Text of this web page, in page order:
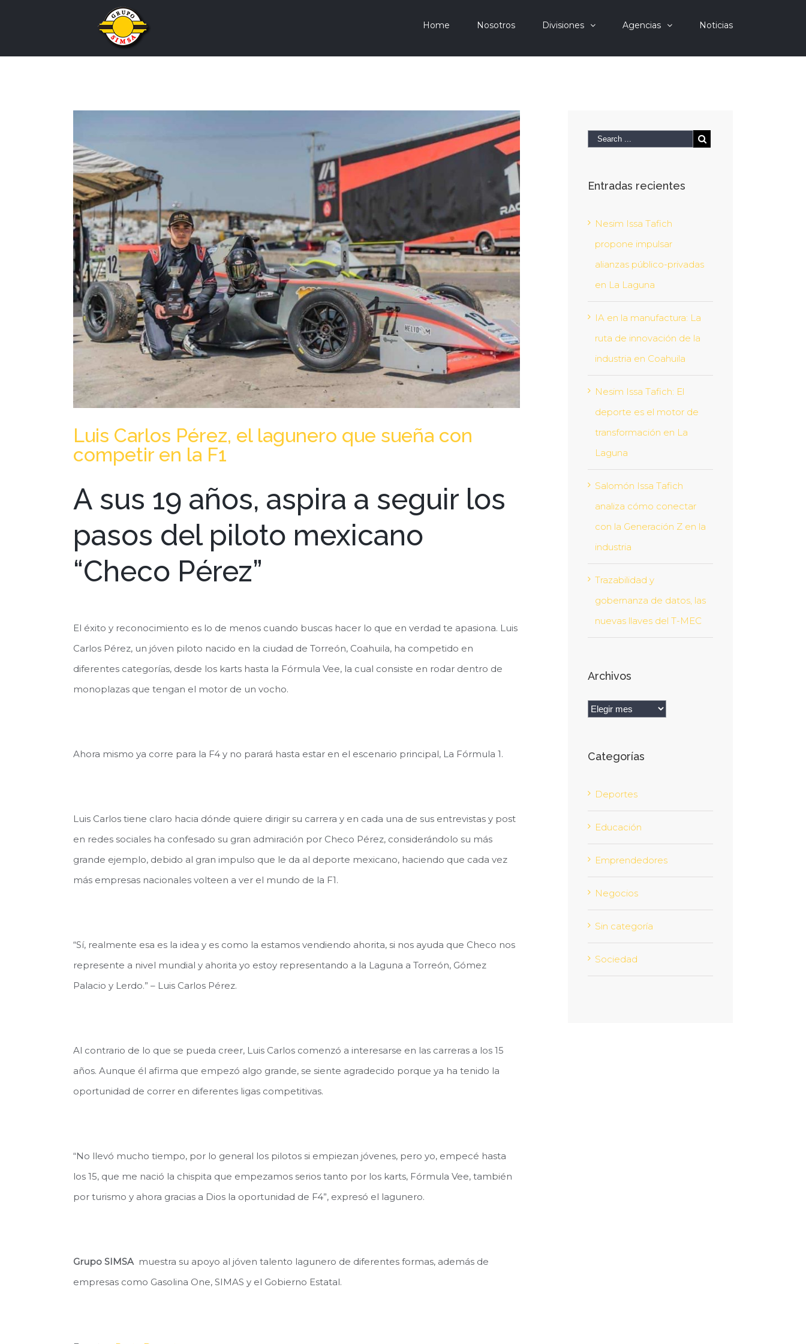
Home Nosotros Divisiones Agencias Noticias
Larger
Image
Luis Carlos Pérez, el lagunero que sueña con
competir en la F1
A sus 19 años, aspira a seguir los
pasos del piloto mexicano
“Checo Pérez”
El éxito y reconocimiento es lo de menos cuando buscas hacer lo que en verdad te apasiona. Luis
Carlos Pérez, un jóven piloto nacido en la ciudad de Torreón, Coahuila, ha competido en
diferentes categorías, desde los karts hasta la Fórmula Vee, la cual consiste en rodar dentro de
monoplazas que tengan el motor de un vocho.
Ahora mismo ya corre para la F4 y no parará hasta estar en el escenario principal, La Fórmula 1.
Luis Carlos tiene claro hacia dónde quiere dirigir su carrera y en cada una de sus entrevistas y post
en redes sociales ha confesado su gran admiración por Checo Pérez, considerándolo su más
grande ejemplo, debido al gran impulso que le da al deporte mexicano, haciendo que cada vez
más empresas nacionales volteen a ver el mundo de la F1.
“Sí, realmente esa es la idea y es como la estamos vendiendo ahorita, si nos ayuda que Checo nos
represente a nivel mundial y ahorita yo estoy representando a la Laguna a Torreón, Gómez
Palacio y Lerdo.” – Luis Carlos Pérez.
Al contrario de lo que se pueda creer, Luis Carlos comenzó a interesarse en las carreras a los 15
años. Aunque él afirma que empezó algo grande, se siente agradecido porque ya ha tenido la
oportunidad de correr en diferentes ligas competitivas.
“No llevó mucho tiempo, por lo general los pilotos si empiezan jóvenes, pero yo, empecé hasta
los 15, que me nació la chispita que empezamos serios tanto por los karts, Fórmula Vee, también
por turismo y ahora gracias a Dios la oportunidad de F4”, expresó el lagunero.
Grupo SIMSA muestra su apoyo al jóven talento lagunero de diferentes formas, además de
empresas como Gasolina One, SIMAS y el Gobierno Estatal.
Entradas recientes
Nesim Issa Tafich
propone impulsar
alianzas público-privadas
en La Laguna
IA en la manufactura: La
ruta de innovación de la
industria en Coahuila
Nesim Issa Tafich: El
deporte es el motor de
transformación en La
Laguna
Salomón Issa Tafich
analiza cómo conectar
con la Generación Z en la
industria
Trazabilidad y
gobernanza de datos, las
nuevas llaves del T-MEC
Archivos
Archivos
Categorías
Deportes
Educación
Emprendedores
Negocios
Sin categoría
Sociedad